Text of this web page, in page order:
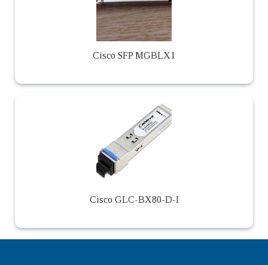
Cisco SFP MGBLX1
Cisco GLC-BX80-D-I